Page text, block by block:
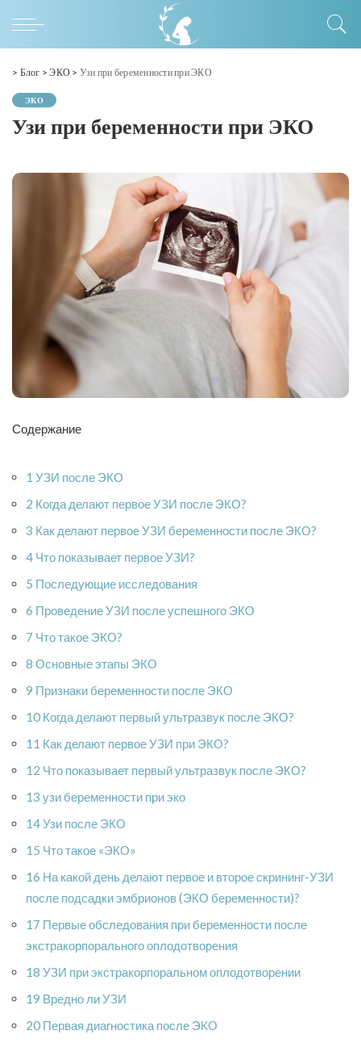
> Блог >ЭКО > Узи при беременности при ЭКО
ЭКО
Узи при беременности при ЭКО
Содержание
1 УЗИ после ЭКО
2 Когда делают первое УЗИ после ЭКО?
3 Как делают первое УЗИ беременности после ЭКО?
4 Что показывает первое УЗИ?
5 Последующие исследования
6 Проведение УЗИ после успешного ЭКО
7 Что такое ЭКО?
8 Основные этапы ЭКО
9 Признаки беременности после ЭКО
10 Когда делают первый ультразвук после ЭКО?
11 Как делают первое УЗИ при ЭКО?
12 Что показывает первый ультразвук после ЭКО?
13 узи беременности при эко
14 Узи после ЭКО
15 Что такое «ЭКО»
16 На какой день делают первое и второе скрининг-УЗИ
после подсадки эмбрионов (ЭКО беременности)?
17 Первые обследования при беременности после
экстракорпорального оплодотворения
18 УЗИ при экстракорпоральном оплодотворении
19 Вредно ли УЗИ
20 Первая диагностика после ЭКО